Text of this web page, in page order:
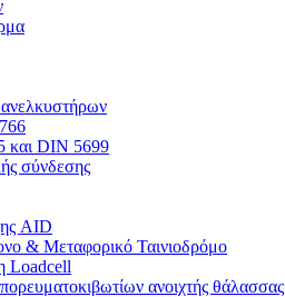
ανελκυστήρων
και DIN 5699
σύνδεσης
AID
& Μεταφορικό Ταινιοδρόμο
Loadcell
ανοιχτής θάλασσας